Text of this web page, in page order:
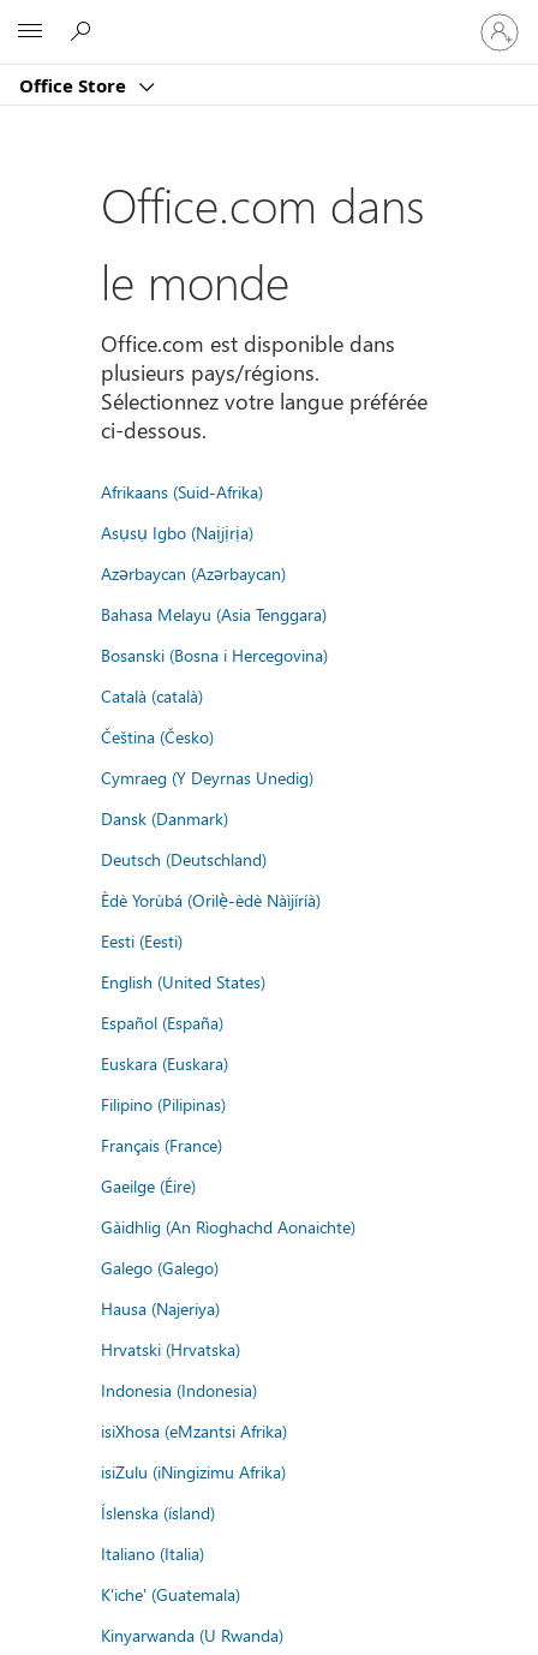
Office Store
vous
à
compte
Office.com dans
le monde
Office.com est disponible dans
plusieurs pays/régions.
Sélectionnez votre langue préférée
ci-dessous.
Afrikaans (Suid-Afrika)
Asụsụ Igbo (Naịjịrịa)
Azərbaycan (Azərbaycan)
Bahasa Melayu (Asia Tenggara)
Bosanski (Bosna i Hercegovina)
Català (català)
Čeština (Česko)
Cymraeg (Y Deyrnas Unedig)
Dansk (Danmark)
Deutsch (Deutschland)
Èdè Yorùbá (Orilẹ̀-èdè Nàìjíríà)
Eesti (Eesti)
English (United States)
Español (España)
Euskara (Euskara)
Filipino (Pilipinas)
Français (France)
Gaeilge (Éire)
Gàidhlig (An Rìoghachd Aonaichte)
Galego (Galego)
Hausa (Najeriya)
Hrvatski (Hrvatska)
Indonesia (Indonesia)
isiXhosa (eMzantsi Afrika)
isiZulu (iNingizimu Afrika)
Íslenska (ísland)
Italiano (Italia)
K'iche' (Guatemala)
Kinyarwanda (U Rwanda)